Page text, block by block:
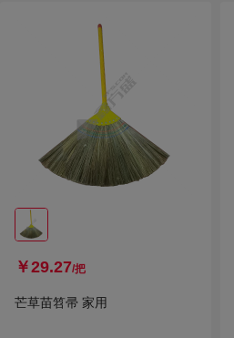
￥29.27/把
芒草苗笤帚 家用